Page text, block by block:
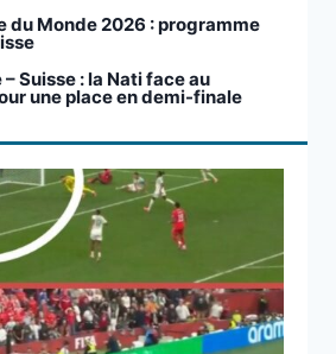
du Monde 2026 : programme
Suisse : la Nati face au
une place en demi-finale